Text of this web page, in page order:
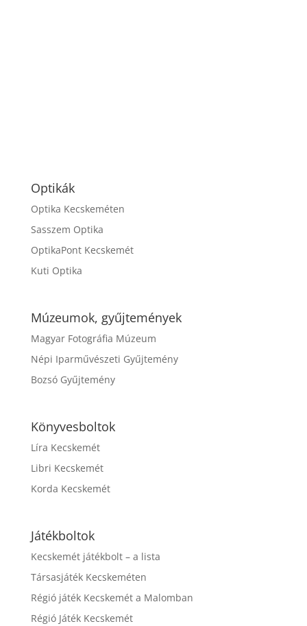
Optikák
Optika Kecskeméten
Sasszem Optika
OptikaPont Kecskemét
Kuti Optika
Múzeumok, gyűjtemények
Magyar Fotográfia Múzeum
Népi Iparművészeti Gyűjtemény
Bozsó Gyűjtemény
Könyvesboltok
Líra Kecskemét
Libri Kecskemét
Korda Kecskemét
Játékboltok
Kecskemét játékbolt – a lista
Társasjáték Kecskeméten
Régió játék Kecskemét a Malomban
Régió Játék Kecskemét